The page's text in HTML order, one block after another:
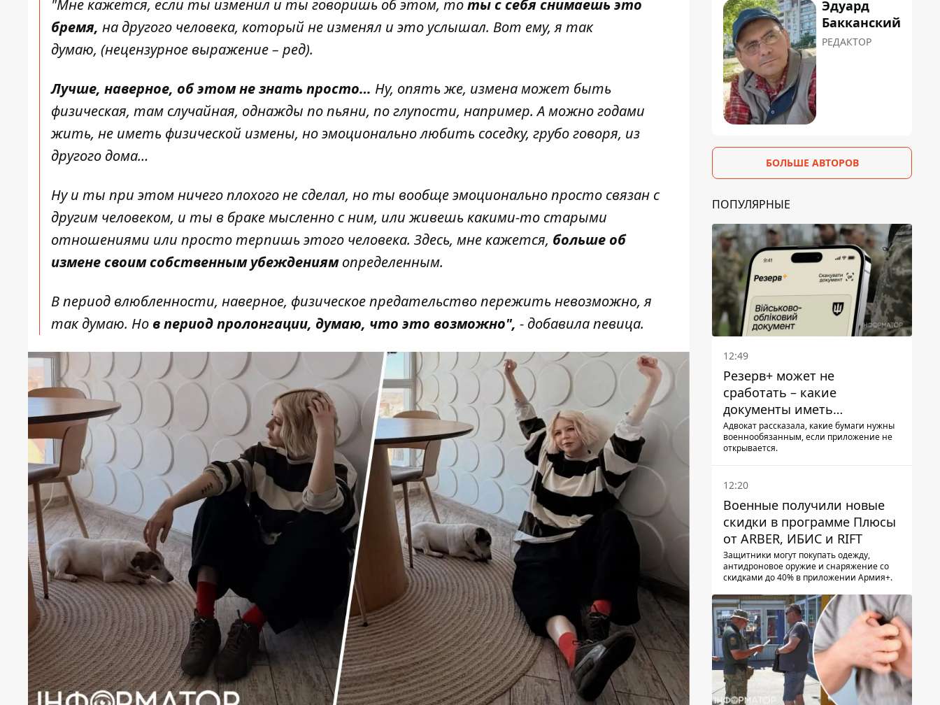
"Мне кажется, если ты изменил и ты говоришь об этом, тоты с себя снимаешь это
бремя, на другого человека, который не изменял и это услышал. Вот ему, я так
думаю, (нецензурное выражение – ред).
Лучше, наверное, об этом не знать просто… Ну, опять же, измена может быть
физическая, там случайная, однажды по пьяни, по глупости, например. А можно годами
жить, не иметь физической измены, но эмоционально любить соседку, грубо говоря, из
другого дома…
Ну и ты при этом ничего плохого не сделал, но ты вообще эмоционально просто связан с
другим человеком, и ты в браке мысленно с ним, или живешь какими-то старыми
отношениями или просто терпишь этого человека. Здесь, мне кажется, больше об
измене своим собственным убеждениямопределенным.
В период влюбленности, наверное, физическое предательство пережить невозможно, я
так думаю. Нов период пролонгации, думаю, что это возможно", - добавила певица.
Эдуард
Бакканский
РЕДАКТОР
БОЛЬШЕ АВТОРОВ
ПОПУЛЯРНЫЕ
12:49
Резерв+ может не
сработать – какие
документы иметь
мужчинам, чтобы не
попасть в ТЦК
Адвокат рассказала, какие бумаги нужны
военнообязанным, если приложение не
открывается.
12:20
Военные получили новые
скидки в программе Плюсы
от ARBER, ИБИС и RIFT
Защитники могут покупать одежду,
антидроновое оружие и снаряжение со
скидками до 40% в приложении Армия+.